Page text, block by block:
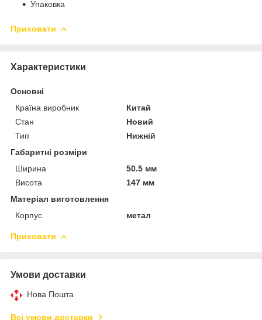
Упаковка
Приховати
Характеристики
Основні
Країна виробник
Китай
Стан
Новий
Тип
Нижній
Габаритні розміри
Ширина
50.5 мм
Висота
147 мм
Матеріал виготовлення
Корпус
метал
Приховати
Умови доставки
Нова Пошта
Всі умови доставки